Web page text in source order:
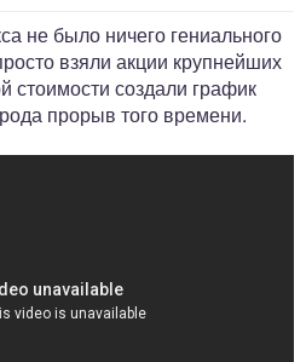
не было ничего гениального
взяли акции крупнейших
стоимости создали график
прорыв того времени.